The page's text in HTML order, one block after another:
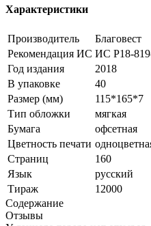
Характеристики
Производитель
Благовест
Рекомендация ИС ИС Р18-
Год издания
2018
В упаковке
40
Размер (мм)
115*165*7
Тип обложки
мягкая
Бумага
офсетная
Цветность печати
Страниц
160
Язык
русский
Тираж
12000
Содержание
Отзывы